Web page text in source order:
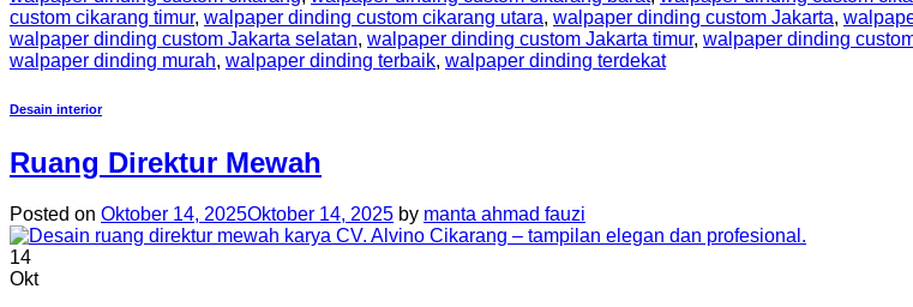
custom cikarang timur, walpaper dinding custom cikarang utara, walpaper dinding custom Jakarta,
walpaper dinding custom Jakarta selatan, walpaper dinding custom Jakarta timur, walpaper dinding
walpaper dinding murah, walpaper dinding terbaik, walpaper dinding terdekat
Desain interior
Ruang Direktur Mewah
Posted on Oktober 14, 2025Oktober 14, 2025 by manta ahmad fauzi
14
Okt